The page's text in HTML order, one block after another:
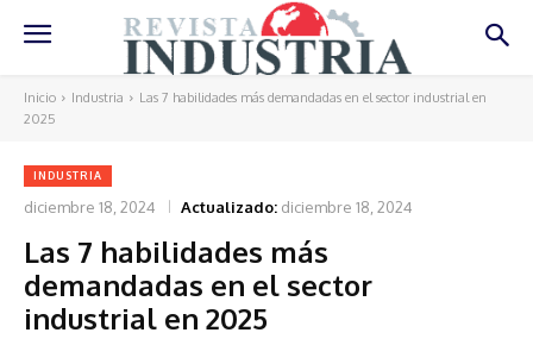
Inicio Industria
Las 7 habilidades más demandadas en el sector industrial en
2025
INDUSTRIA
diciembre 18, 2024 Actualizado: diciembre 18, 2024
Las 7 habilidades más
demandadas en el sector
industrial en 2025